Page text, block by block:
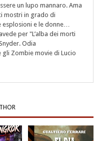
un lupo mannaro. Ama
mostri in grado di
e le donne…
per "L’alba dei morti
Odia
Zombie movie di Lucio